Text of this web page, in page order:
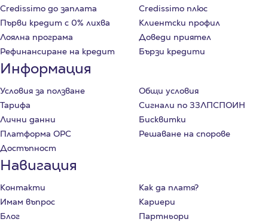
Credissimo до заплата
Credissimo плюс
Първи кредит с 0% лихва
Клиентски профил
Лоялна програма
Доведи приятел
Рефинансиране на кредит
Бързи кредити
Информация
Условия за ползване
Общи условия
Тарифа
Сигнали по ЗЗЛПСПОИН
Лични данни
Бисквитки
Платформа ОРС
Решаване на спорове
Достъпност
Навигация
Контакти
Как да платя?
Имам въпрос
Кариери
Блог
Партньори